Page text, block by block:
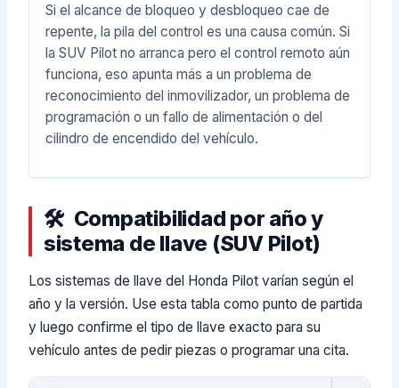
Si el alcance de bloqueo y desbloqueo cae de
repente, la pila del control es una causa común. Si
la SUV Pilot no arranca pero el control remoto aún
funciona, eso apunta más a un problema de
reconocimiento del inmovilizador, un problema de
programación o un fallo de alimentación o del
cilindro de encendido del vehículo.
Compatibilidad por año y
sistema de llave (SUV Pilot)
Los sistemas de llave del Honda Pilot varían según el
año y la versión. Use esta tabla como punto de partida
y luego confirme el tipo de llave exacto para su
vehículo antes de pedir piezas o programar una cita.